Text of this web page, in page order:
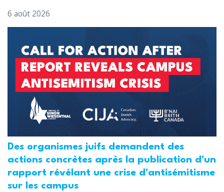
6 août 2026
Des organismes juifs demandent des
actions concrètes après la publication d'un
rapport révélant une crise d'antisémitisme
sur les campus